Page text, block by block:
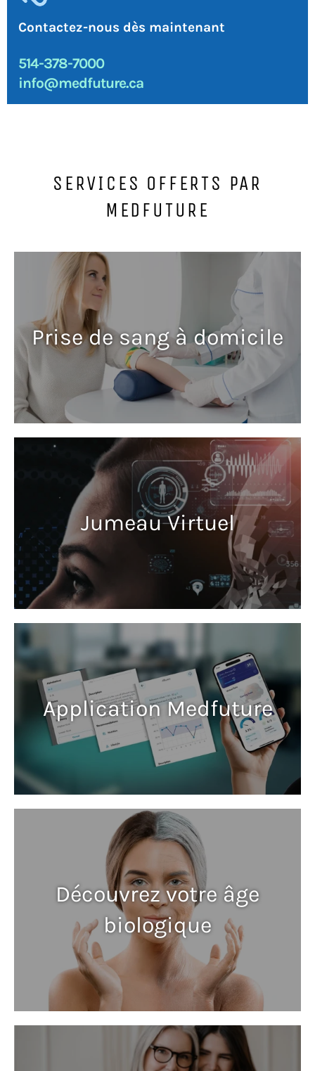
Contactez-nous dès maintenant
514-378-7000
info@medfuture.ca
SERVICES OFFERTS PAR
MEDFUTURE
Prise de sang à domicile
Jumeau Virtuel
Application Medfuture
Découvrez votre âge
biologique